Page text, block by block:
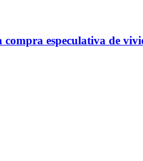
especulativa de